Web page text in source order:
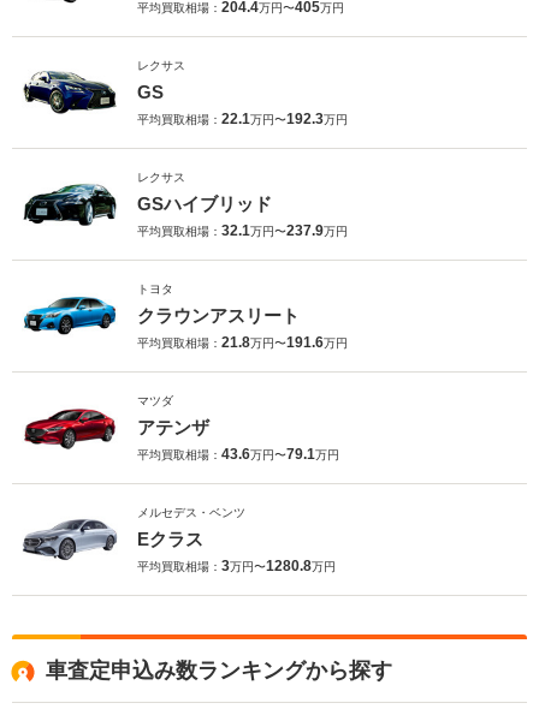
平均買取相場： 204.4万円〜405万円
レクサス
GS
平均買取相場： 22.1万円〜192.3万円
レクサス
GSハイブリッド
平均買取相場： 32.1万円〜237.9万円
トヨタ
クラウンアスリート
平均買取相場： 21.8万円〜191.6万円
マツダ
アテンザ
平均買取相場： 43.6万円〜79.1万円
メルセデス・ベンツ
Eクラス
平均買取相場： 3万円〜1280.8万円
車査定申込み数ランキングから探す